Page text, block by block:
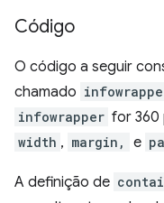
Código
O código a seguir
chamado
infowrapper for 360
width , margin, e
A definição de